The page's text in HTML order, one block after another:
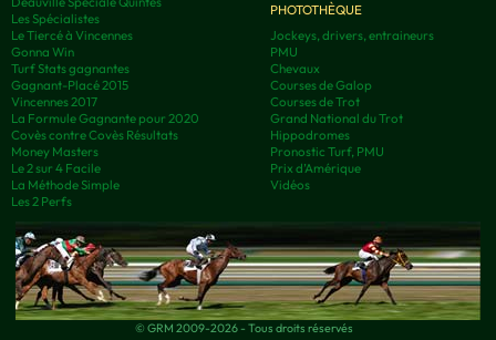
Les Spécialistes
Le Tiercé à Vincennes
Gonna Win
Turf Stats gagnantes
Gagnant-Placé 2015
Vincennes 2017
La Formule Gagnante pour 2020
Covès contre Covès Résultats
Money Masters
Le 2 sur 4 Facile
La Méthode Simple
Les 2 Perfs
PHOTOTHÈQUE
Jockeys, drivers, entraineurs
PMU
Chevaux
Courses de Galop
Courses de Trot
Grand National du Trot
Hippodromes
Pronostic Turf, PMU
Prix d’Amérique
Vidéos
© GRM 2009-2026 - Tous droits réservés